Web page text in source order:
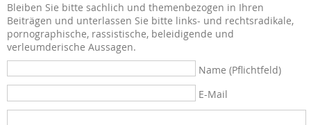
Bleiben Sie bitte sachlich und themenbezogen in Ihren
Beiträgen und unterlassen Sie bitte links- und rechtsradikale,
pornographische, rassistische, beleidigende und
verleumderische Aussagen.
Name (Pflichtfeld)
E-Mail